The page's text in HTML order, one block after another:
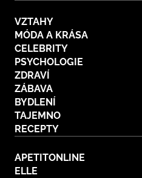
VZTAHY
MÓDA A KRÁSA
CELEBRITY
PSYCHOLOGIE
ZDRAVÍ
ZÁBAVA
BYDLENÍ
TAJEMNO
RECEPTY
APETITONLINE
ELLE